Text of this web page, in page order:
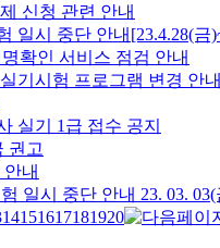
신청 관련 안내
일시 중단 안내[23.4.28(금
확인 서비스 점검 안내
기시험 프로그램 변경 안
실기 1급 접수 공지
권고
내
일시 중단 안내 23. 03. 03(
14151617181920